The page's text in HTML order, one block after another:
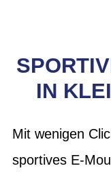
IN
Mit wenigen
sportives E-